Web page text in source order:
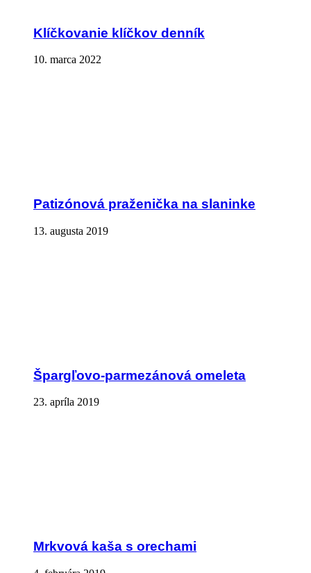
Klíčkovanie klíčkov denník
10. marca 2022
Patizónová praženička na slaninke
13. augusta 2019
Špargľovo-parmezánová omeleta
23. apríla 2019
Mrkvová kaša s orechami